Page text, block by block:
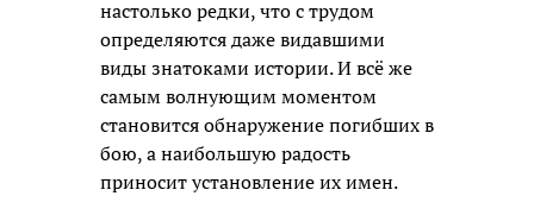
настолько редки, что с трудом
определяются даже видавшими
виды знатоками истории. И всё же
самым волнующим моментом
становится обнаружение погибших в
бою, а наибольшую радость
приносит установление их имен.